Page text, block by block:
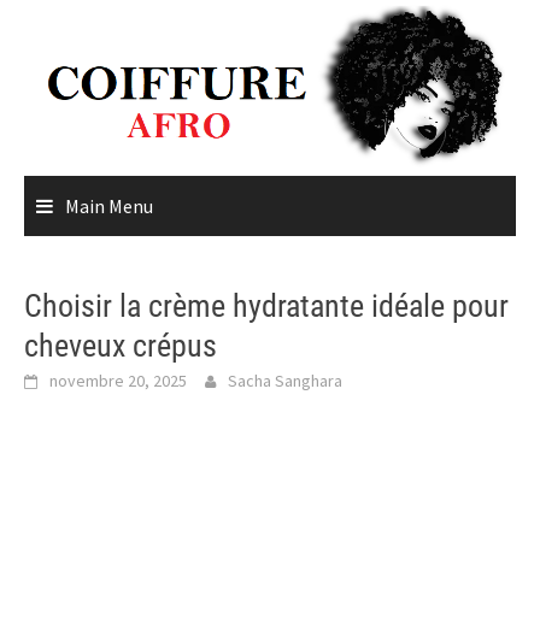
content
Main Menu
Choisir la crème hydratante idéale pour
cheveux crépus
novembre 20, 2025 Sacha Sanghara